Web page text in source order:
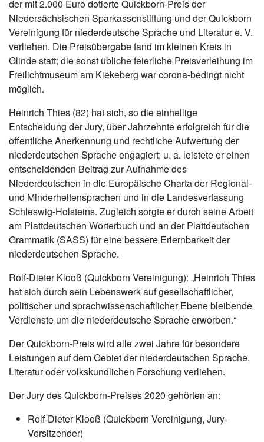
der mit 2.000 Euro dotierte Quickborn-Preis der
Niedersächsischen Sparkassenstiftung und der Quickborn
Vereinigung für niederdeutsche Sprache und Literatur e. V.
verliehen. Die Preisübergabe fand im kleinen Kreis in
Glinde statt; die sonst übliche feierliche Preisverleihung im
Freilichtmuseum am Kiekeberg war corona-bedingt nicht
möglich.
Heinrich Thies (82) hat sich, so die einhellige
Entscheidung der Jury, über Jahrzehnte erfolgreich für die
öffentliche Anerkennung und rechtliche Aufwertung der
niederdeutschen Sprache engagiert; u. a. leistete er einen
entscheidenden Beitrag zur Aufnahme des
Niederdeutschen in die Europäische Charta der Regional-
und Minderheitensprachen und in die Landesverfassung
Schleswig-Holsteins. Zugleich sorgte er durch seine Arbeit
am Plattdeutschen Wörterbuch und an der Plattdeutschen
Grammatik (SASS) für eine bessere Erlernbarkeit der
niederdeutschen Sprache.
Rolf-Dieter Klooß (Quickborn Vereinigung): „Heinrich Thies
hat sich durch sein Lebenswerk auf gesellschaftlicher,
politischer und sprachwissenschaftlicher Ebene bleibende
Verdienste um die niederdeutsche Sprache erworben.“
Der Quickborn-Preis wird alle zwei Jahre für besondere
Leistungen auf dem Gebiet der niederdeutschen Sprache,
Literatur oder volkskundlichen Forschung verliehen.
Der Jury des Quickborn-Preises 2020 gehörten an:
Rolf-Dieter Klooß (Quickborn Vereinigung, Jury-
Vorsitzender)